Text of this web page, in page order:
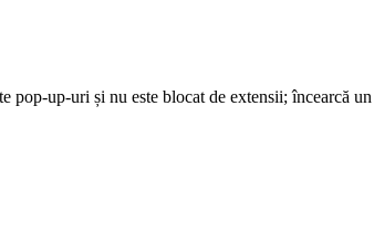
up-uri și nu este blocat de extensii; încearcă